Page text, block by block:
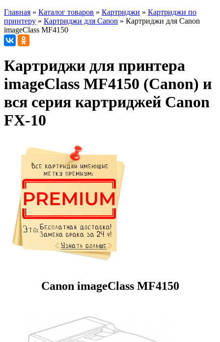
Главная » Каталог товаров » Картриджи » Картриджи по
принтеру » Картриджи для Canon » Картриджи для Canon
imageClass MF4150
Картриджи для принтера
imageClass MF4150 (Canon) и
вся серия картриджей Canon
FX-10
Canon imageClass MF4150